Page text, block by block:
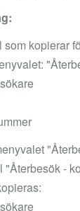
som kopierar
"Återbesök -